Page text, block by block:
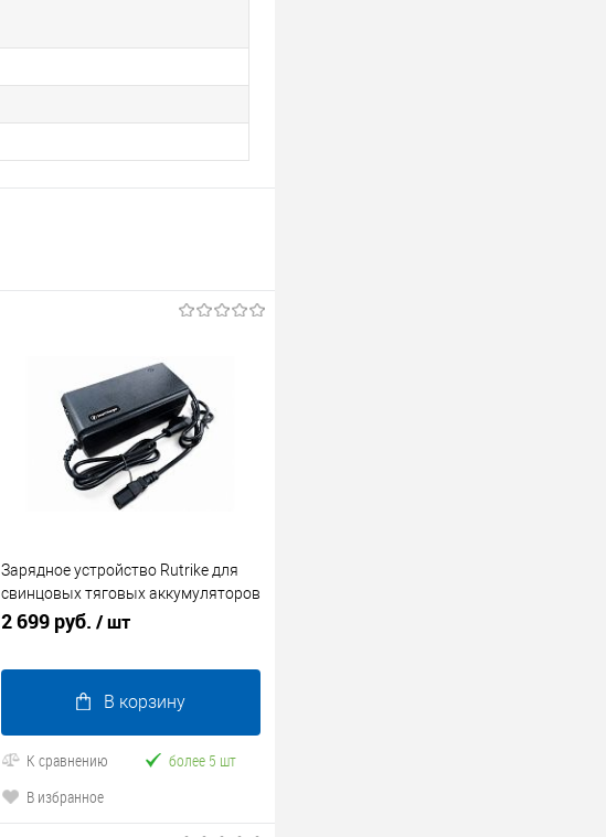
Зарядное устройство Rutrike для
свинцовых тяговых аккумуляторов
48V32A/H (4A)
2 699 руб. / шт
В корзину
К сравнению
более 5 шт
В избранное